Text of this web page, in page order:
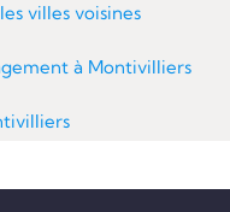
villes voisines
à Montivilliers